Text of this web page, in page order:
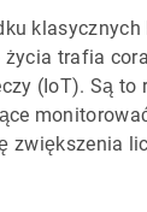
trafia
(IoT). Są to
zwiększenia